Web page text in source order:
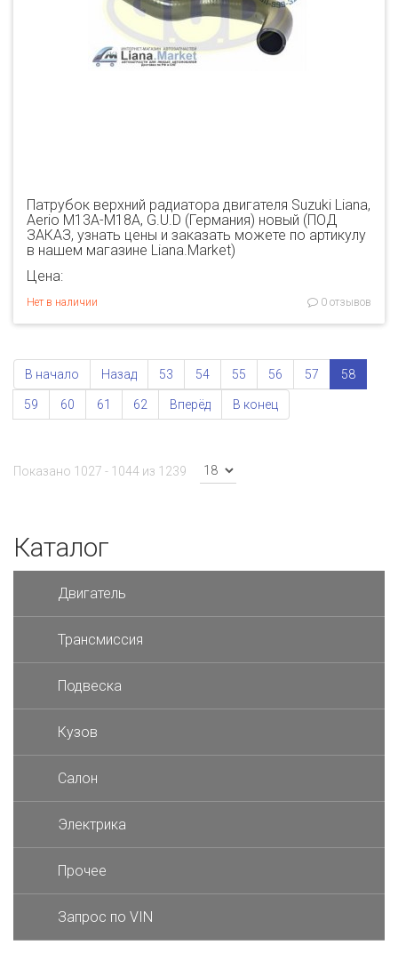
Патрубок верхний радиатора двигателя Suzuki Liana,
Aerio M13A-M18A, G.U.D (Германия) новый (ПОД
ЗАКАЗ, узнать цены и заказать можете по артикулу
в нашем магазине Liana.Market)
Цена:
Нет в наличии 0 отзывов
В начало Назад 53 54 55 56 57 58
59 60 61 62 Вперёд В конец
Показано 1027 - 1044 из 1239
Каталог
Двигатель
Трансмиссия
Подвеска
Кузов
Салон
Электрика
Прочее
Запрос по VIN